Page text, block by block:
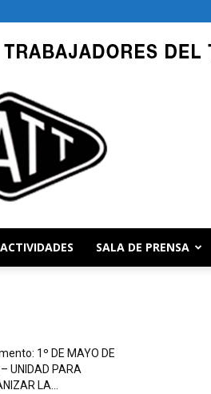
|
ACTIVIDADES SALA DE PRENSA
1º DE MAYO DE
UNIDAD PARA
LA...